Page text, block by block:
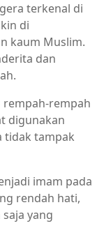
terkenal di
di
kaum Muslim.
dan
rempah-rempah
digunakan
tidak tampak
imam pada
rendah hati,
yang